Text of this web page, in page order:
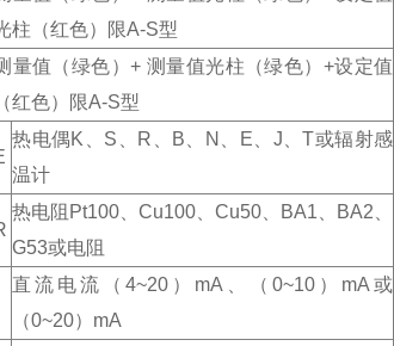
柱（红色）限A-S型
量值（绿色）+ 测量值光柱（绿色）+设定值
（红色）限A-S型
热电偶K、S、R、B、N、E、J、T或辐射感
温计
热电阻Pt100、Cu100、Cu50、BA1、BA2、
G53或电阻
直流电流（4~20）mA、（0~10）mA或
（0~20）mA